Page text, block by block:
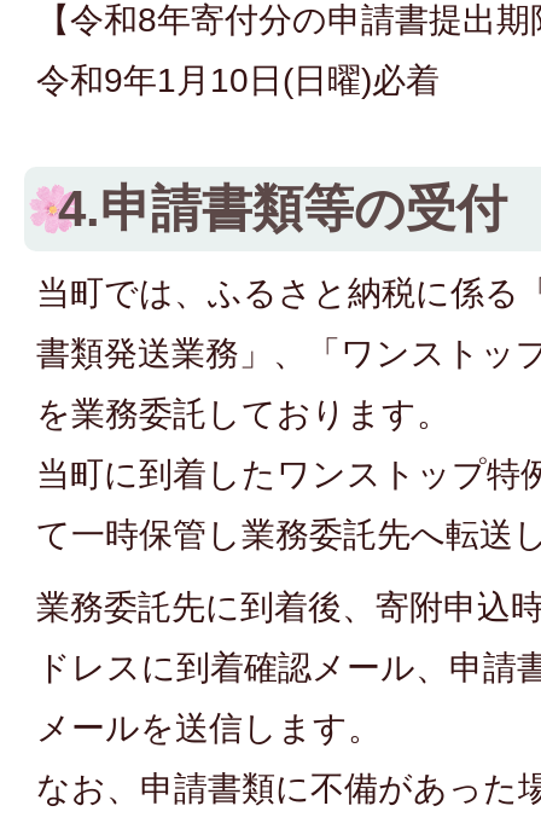
【令和8年寄付分の申請書提出期
令和9年1月10日(日曜)必着
4.申請書類等の受付
当町では、ふるさと納税に係る
書類発送業務」、「ワンストッ
を業務委託しております。
当町に到着したワンストップ特
て一時保管し業務委託先へ転送
業務委託先に到着後、寄附申込
ドレスに到着確認メール、申請
メールを送信します。
なお、申請書類に不備があった